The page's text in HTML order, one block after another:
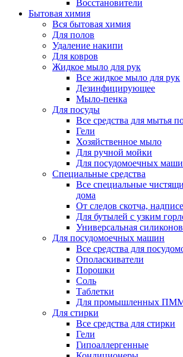
Восстановители
Бытовая химия
Вся бытовая химия
Для полов
Удаление накипи
Для ковров
Жидкое мыло для рук
Все жидкое мыло для рук
Дезинфицирующее
Мыло-пенка
Для посуды
Все средства для мытья
Гели
Хозяйственное мыло
Для ручной мойки
Для посудомоечных
Специальные средства
Все специальные
дома
От следов скотча,
Для бутылей с узким
Универсальная
Для посудомоечных машин
Все средства для
Ополаскиватели
Порошки
Соль
Таблетки
Для промышленных
Для стирки
Все средства для стирки
Гели
Гипоаллергенные